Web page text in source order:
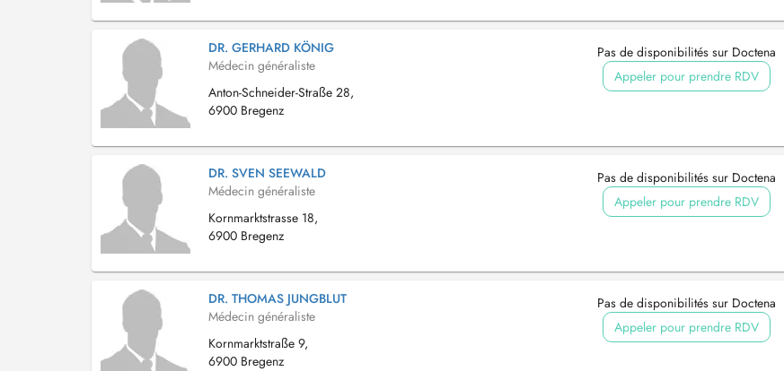
DR. GERHARD KÖNIG
Médecin généraliste
Anton-Schneider-Straße 28,
6900 Bregenz
Pas de disponibilités sur Doctena
Appeler pour prendre RDV
DR. SVEN SEEWALD
Médecin généraliste
Kornmarktstrasse 18,
6900 Bregenz
Pas de disponibilités sur Doctena
Appeler pour prendre RDV
DR. THOMAS JUNGBLUT
Médecin généraliste
Kornmarktstraße 9,
6900 Bregenz
Pas de disponibilités sur Doctena
Appeler pour prendre RDV